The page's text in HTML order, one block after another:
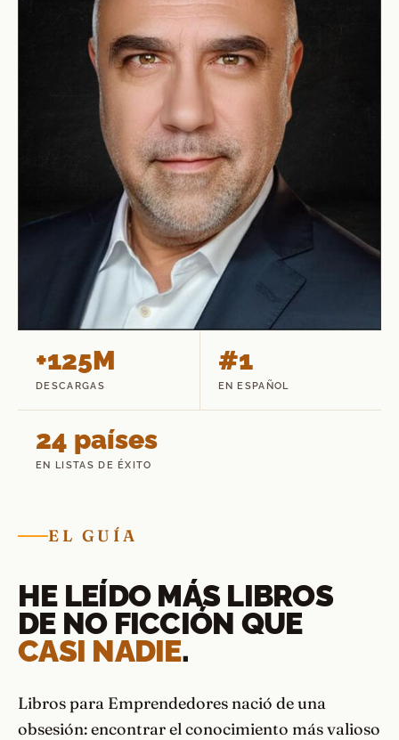
+125M
DESCARGAS
#1
EN ESPAÑOL
24 países
EN LISTAS DE ÉXITO
EL GUÍA
HE LEÍDO MÁS LIBROS
DE NO FICCIÓN QUE
CASI NADIE.
Libros para Emprendedores nació de una
obsesión: encontrar el conocimiento más valioso